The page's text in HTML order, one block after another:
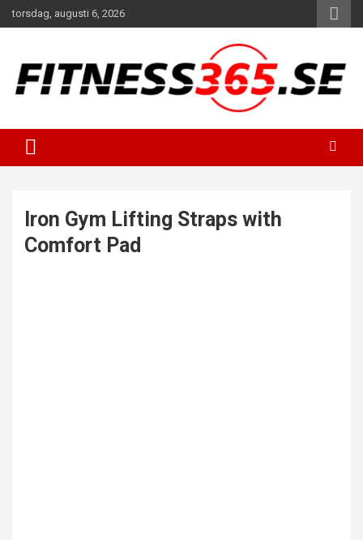
Hoppa
till
torsdag, augusti 6, 2026
FITNESS365
Iron Gym Lifting Straps with
Comfort Pad